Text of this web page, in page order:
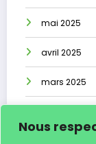
Nous
mai 2025
avril 2025
mars 2025